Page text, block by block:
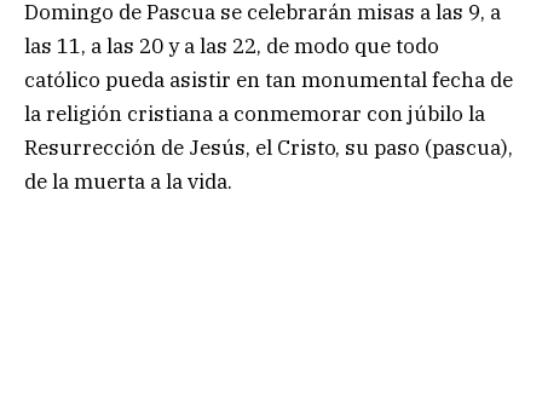
Domingo de Pascua se celebrarán misas a las 9, a
las 11, a las 20 y a las 22, de modo que todo
católico pueda asistir en tan monumental fecha de
la religión cristiana a conmemorar con júbilo la
Resurrección de Jesús, el Cristo, su paso (pascua),
de la muerta a la vida.